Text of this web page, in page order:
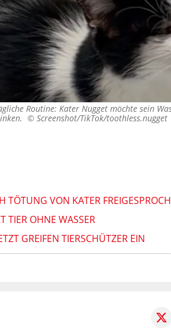
Routine: Kater Nugget möchte sein
© Screenshot/TikTok/toothless.nugget
TÖTUNG VON KATER
TIER OHNE WASSER
GREIFEN TIERSCHÜTZER EIN